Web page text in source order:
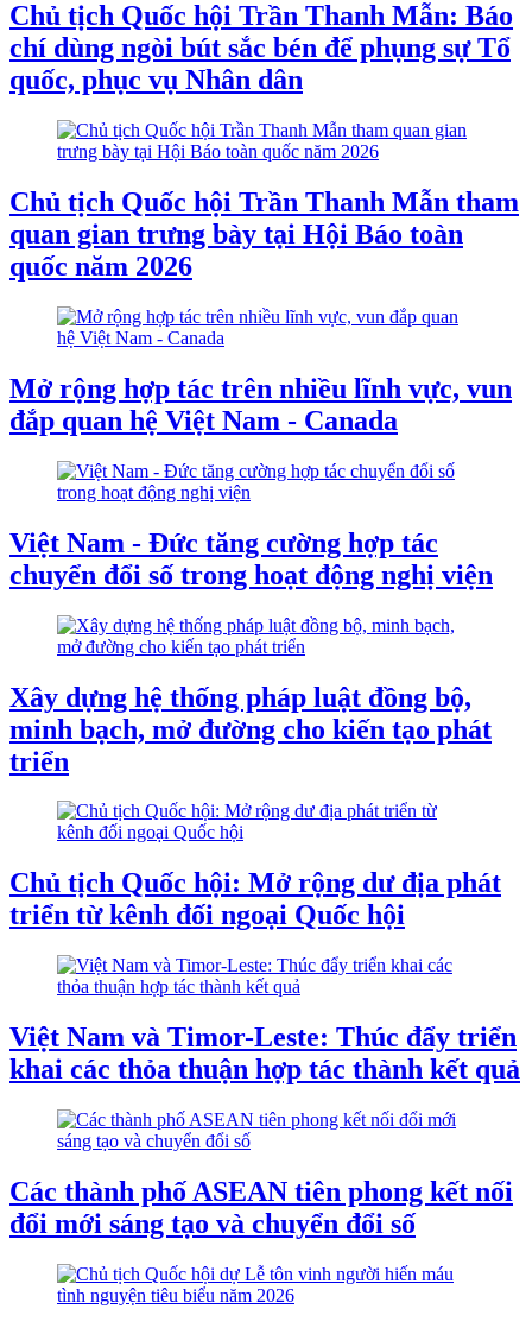
Chủ tịch Quốc hội Trần Thanh Mẫn: Báo
chí dùng ngòi bút sắc bén để phụng sự Tổ
quốc, phục vụ Nhân dân
Chủ tịch Quốc hội Trần Thanh Mẫn tham
quan gian trưng bày tại Hội Báo toàn
quốc năm 2026
Mở rộng hợp tác trên nhiều lĩnh vực, vun
đắp quan hệ Việt Nam - Canada
Việt Nam - Đức tăng cường hợp tác
chuyển đổi số trong hoạt động nghị viện
Xây dựng hệ thống pháp luật đồng bộ,
minh bạch, mở đường cho kiến tạo phát
triển
Chủ tịch Quốc hội: Mở rộng dư địa phát
triển từ kênh đối ngoại Quốc hội
Việt Nam và Timor-Leste: Thúc đẩy triển
khai các thỏa thuận hợp tác thành kết quả
Các thành phố ASEAN tiên phong kết nối
đổi mới sáng tạo và chuyển đổi số